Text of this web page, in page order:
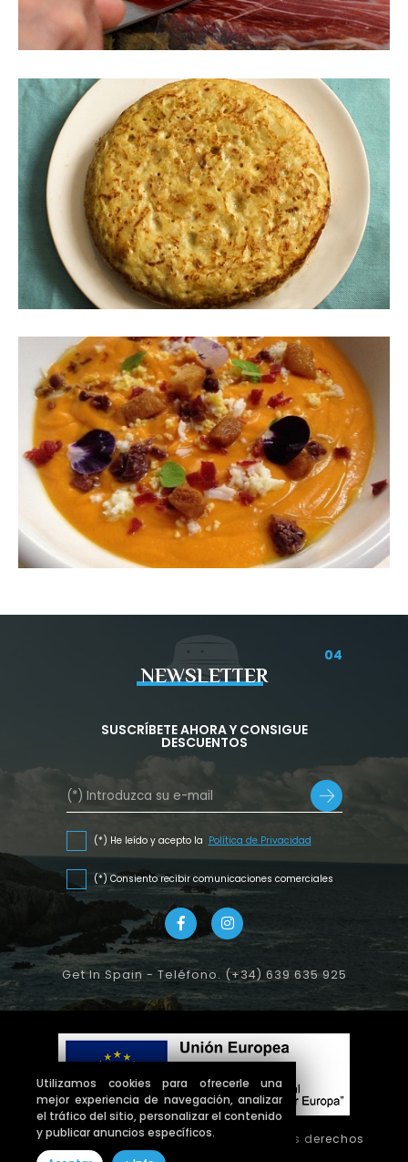
Utilizamos cookies para ofrecerle una
mejor experiencia de navegación, analizar
el tráfico del sitio, personalizar el contenido
y publicar anuncios específicos.
04
NEWSLETTER
SUSCRÍBETE AHORA Y CONSIGUE
DESCUENTOS
(*) He leído y acepto la Política de Privacidad
(*) Consiento recibir comunicaciones comerciales
Get In Spain - Teléfono. (+34) 639 635 925
Copyright © 2026 getinspain. Todos los derechos